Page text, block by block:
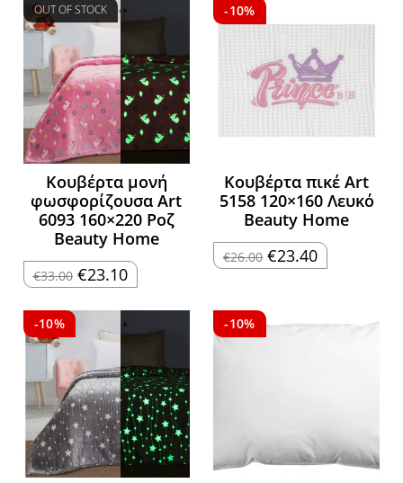
OUT OF STOCK
Κουβέρτα μονή
φωσφορίζουσα Art
6093 160×220 Ροζ
Beauty Home
€33.00 Original
price
€33.00.
€23.10Η
τρέχουσα
είναι:
€23.10.
-10%
Κουβέρτα πικέ Art
5158 120×160 Λευκό
Beauty Home
€26.00 Original
price
€23.40Η
τρέχουσα
-10%
-10%